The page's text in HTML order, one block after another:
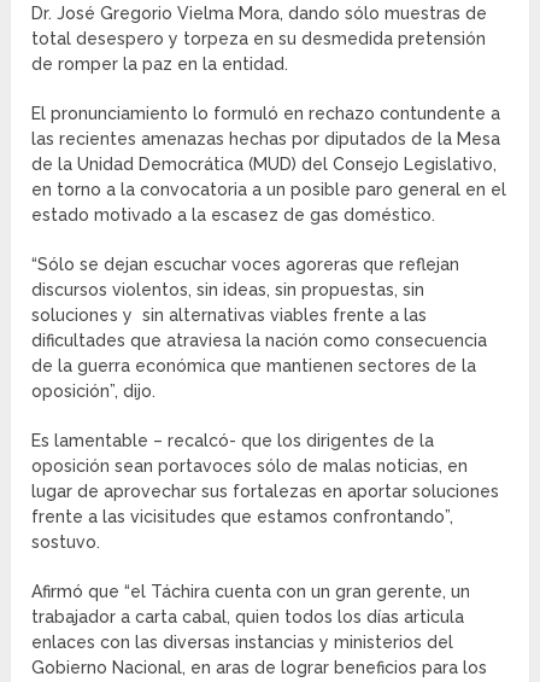
Dr. José Gregorio Vielma Mora, dando sólo muestras de
total desespero y torpeza en su desmedida pretensión
de romper la paz en la entidad.
El pronunciamiento lo formuló en rechazo contundente a
las recientes amenazas hechas por diputados de la Mesa
de la Unidad Democrática (MUD) del Consejo Legislativo,
en torno a la convocatoria a un posible paro general en el
estado motivado a la escasez de gas doméstico.
“Sólo se dejan escuchar voces agoreras que reflejan
discursos violentos, sin ideas, sin propuestas, sin
soluciones y sin alternativas viables frente a las
dificultades que atraviesa la nación como consecuencia
de la guerra económica que mantienen sectores de la
oposición”, dijo.
Es lamentable – recalcó- que los dirigentes de la
oposición sean portavoces sólo de malas noticias, en
lugar de aprovechar sus fortalezas en aportar soluciones
frente a las vicisitudes que estamos confrontando”,
sostuvo.
Afirmó que “el Táchira cuenta con un gran gerente, un
trabajador a carta cabal, quien todos los días articula
enlaces con las diversas instancias y ministerios del
Gobierno Nacional, en aras de lograr beneficios para los